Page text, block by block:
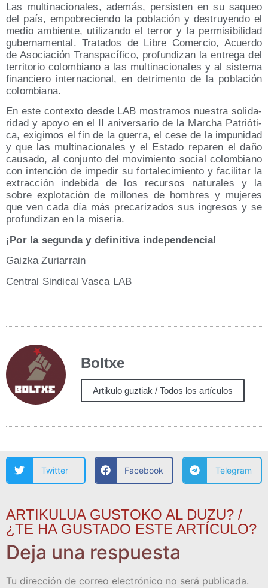
Las mul­ti­na­cio­na­les, ade­más, per­sis­ten en su saqueo
del país, empo­bre­cien­do la pobla­ción y des­tru­yen­do el
medio ambien­te, uti­li­zan­do el terror y la per­mi­si­bi­li­dad
guber­na­men­tal. Tra­ta­dos de Libre Comer­cio, Acuer­do
de Aso­cia­ción Trans­pa­cí­fi­co, pro­fun­di­zan la entre­ga del
terri­to­rio colom­biano a las mul­ti­na­cio­na­les y al sis­te­ma
finan­cie­ro inter­na­cio­nal, en detri­men­to de la pobla­ción
colombiana.
En este con­tex­to des­de LAB mos­tra­mos nues­tra soli­da­
ri­dad y apo­yo en el II ani­ver­sa­rio de la Mar­cha Patrió­ti­
ca, exi­gi­mos el fin de la gue­rra, el cese de la impu­ni­dad
y que las mul­ti­na­cio­na­les y el Esta­do repa­ren el daño
cau­sa­do, al con­jun­to del movi­mien­to social colom­biano
con inten­ción de impe­dir su for­ta­le­ci­mien­to y faci­li­tar la
extrac­ción inde­bi­da de los recur­sos natu­ra­les y la
sobre explo­ta­ción de millo­nes de hom­bres y muje­res
que ven cada día más pre­ca­ri­za­dos sus ingre­sos y se
pro­fun­di­zan en la miseria.
¡Por la segun­da y defi­ni­ti­va independencia!
Gaiz­ka Zuriarrain
Cen­tral Sin­di­cal Vas­ca LAB
Boltxe
Artikulo guztiak / Todos los artículos
Twitter Facebook Telegram
ARTIKULUA GUSTOKO AL DUZU? /
¿TE HA GUSTADO ESTE ARTÍCULO?
Deja una respuesta
Tu dirección de correo electrónico no será publicada.